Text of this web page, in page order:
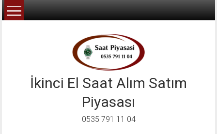
İçeriğe
geç
İkinci El Saat Alım Satım
Piyasası
0535 791 11 04